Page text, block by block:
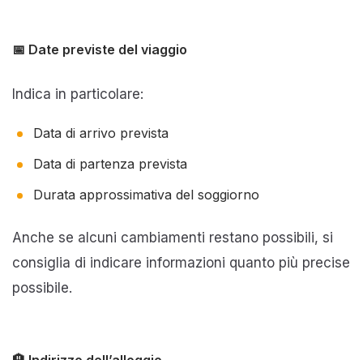
📅 Date previste del viaggio
Indica in particolare:
Data di arrivo prevista
Data di partenza prevista
Durata approssimativa del soggiorno
Anche se alcuni cambiamenti restano possibili, si
consiglia di indicare informazioni quanto più precise
possibile.